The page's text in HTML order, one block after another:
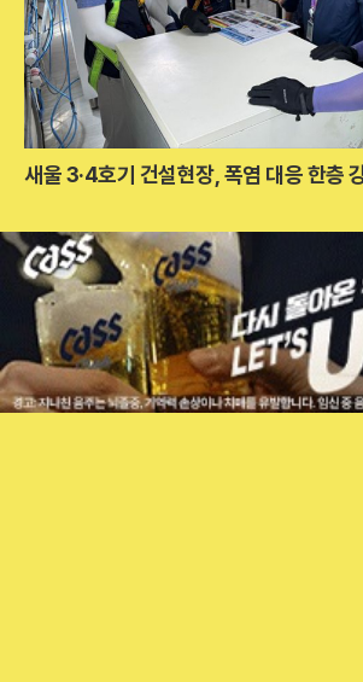
새울 3·4호기 건설현장, 폭염 대응 한층